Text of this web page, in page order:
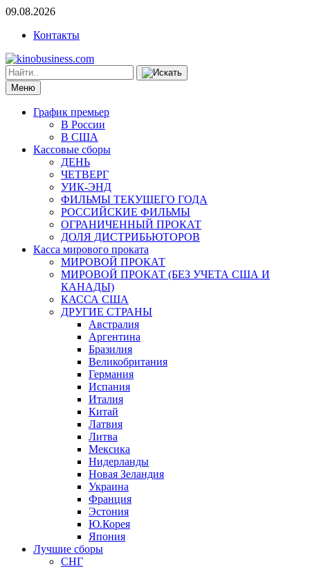
09.08.2026
Контакты
Меню
График премьер
В России
В США
Кассовые сборы
ДЕНЬ
ЧЕТВЕРГ
УИК-ЭНД
ФИЛЬМЫ ТЕКУЩЕГО ГОДА
РОССИЙСКИЕ ФИЛЬМЫ
ОГРАНИЧЕННЫЙ ПРОКАТ
ДОЛЯ ДИСТРИБЬЮТОРОВ
Касса мирового проката
МИРОВОЙ ПРОКАТ
МИРОВОЙ ПРОКАТ (БЕЗ УЧЕТА США И
КАНАДЫ)
КАССА США
ДРУГИЕ СТРАНЫ
Австралия
Аргентина
Бразилия
Великобритания
Германия
Испания
Италия
Китай
Латвия
Литва
Мексика
Нидерланды
Новая Зеландия
Украина
Франция
Эстония
Ю.Корея
Япония
Лучшие сборы
СНГ